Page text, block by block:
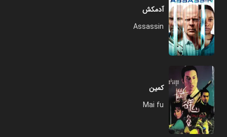
آدمکش
Assassin
کمین
Mai fu